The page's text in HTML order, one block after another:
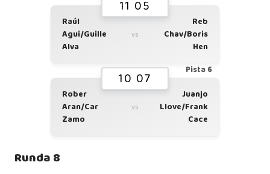
11 05
Raúl
Agui/Guille
Alva
vs
Reb
Chav/Boris
Hen
Pista 6
10 07
Rober
Aran/Car
Zamo
vs
Juanjo
Llove/Frank
Cace
Runda 8